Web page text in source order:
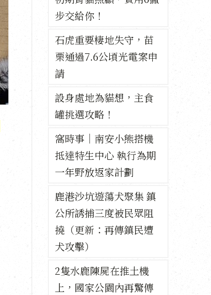
步交給你！
石虎重要棲地失守，苗
栗通過7.6公頃光電案申
請
設身處地為貓想，主食
罐挑選攻略！
窩時事｜南安小熊搭機
抵達特生中心 執行為期
一年野放返家計劃
鹿港沙坑遊蕩犬聚集 鎮
公所誘捕三度被民眾阻
撓（更新：再傳鎮民遭
犬攻擊）
2隻水鹿陳屍在推土機
上，國家公園內再驚傳